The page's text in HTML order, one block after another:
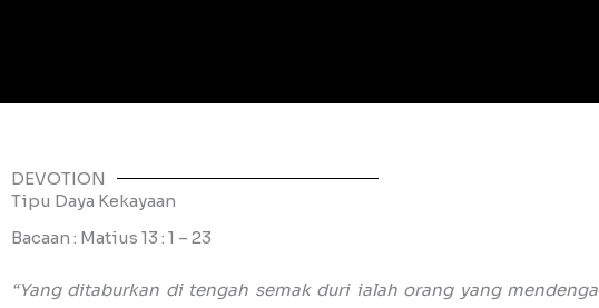
DEVOTION
Tipu Daya Kekayaan
Bacaan : Matius 13 : 1 – 23
“Yang ditaburkan di tengah semak duri ialah orang yang